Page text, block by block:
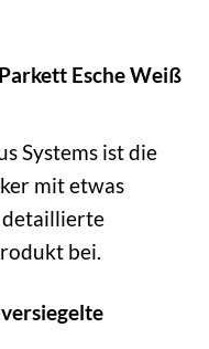
Esche Weiß
Systems ist die
mit etwas
detaillierte
bei.